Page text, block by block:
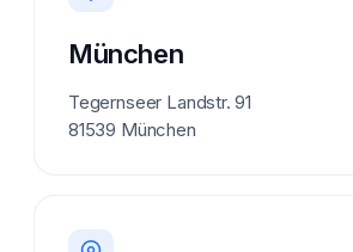
München
Tegernseer Landstr. 91
81539 München